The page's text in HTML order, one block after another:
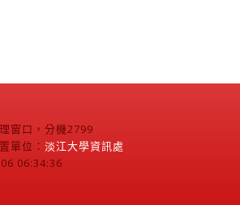
窗口，分機2799
單位： 淡江大學資訊處
06:34:36